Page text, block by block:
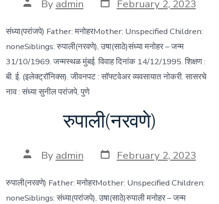
author
By admin
date
February 2, 2023
संध्या(परांजपे) Father: मनोहरMother: Unspecified Children:
noneSiblings: रुपाली(नरवणे), उषा(साठे)संध्या मनोहर – जन्म
31/10/1969. जन्मस्थळ मुंबई. विवाह दिनांक 14/12/1995. शिक्षण :
बी. ई. (इलेक्ट्रॉनिक्स). जीवनपट : सॉफ्टवेअर व्यवसायात नोकरी. सासरचे
नाव : संध्या सुनील परांजपे, पुणे
रुपाली(नरवणे)
Post
author
By admin Post
date
February 2, 2023
रुपाली(नरवणे) Father: मनोहरMother: Unspecified Children:
noneSiblings: संध्या(परांजपे), उषा(साठे)रुपाली मनोहर – जन्म